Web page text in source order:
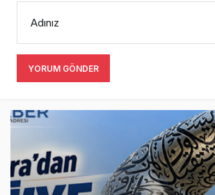
Adınız
YORUM GÖNDER